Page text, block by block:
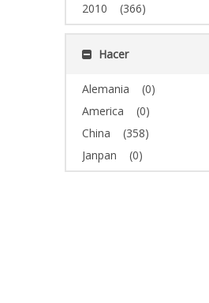
2010
(366)
Hacer
Alemania
(0)
America
(0)
China
(358)
Janpan
(0)